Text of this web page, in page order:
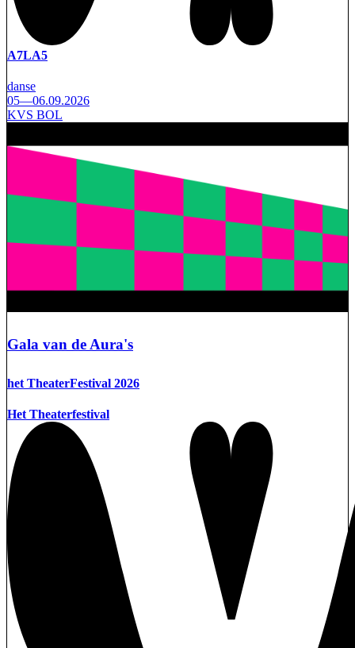
A7LA5
danse
05—06.09.2026
KVS BOL
Gala van de Aura's
het TheaterFestival 2026
Het Theaterfestival